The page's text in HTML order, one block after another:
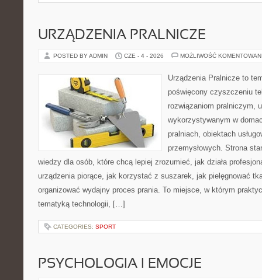
URZĄDZENIA PRALNICZE
POSTED BY ADMIN CZE - 4 - 2026 MOŻLIWOŚĆ
Urządzenia Pralnicze to
poświęcony czyszczeniu
rozwiązaniom pralniczym,
wykorzystywanym w
pralniach, obiektach
przemysłowych. Strona
wiedzy dla osób, które chcą lepiej zrozumieć, jak działa
urządzenia piorące, jak korzystać z suszarek, jak pielęgnować
organizować wydajny proces prania. To miejsce, w którym
tematyką technologii, […]
CATEGORIES: SPORT
PSYCHOLOGIA I EMOCJE